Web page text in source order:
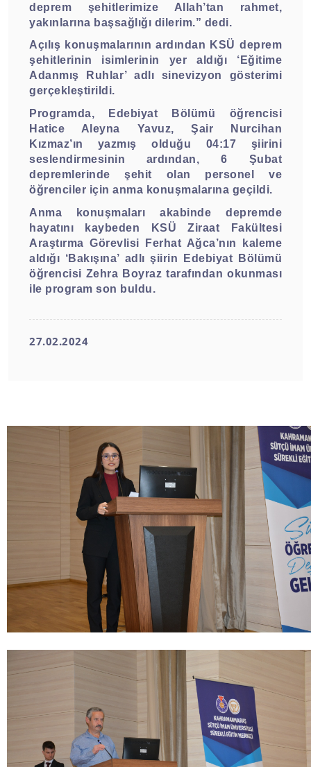
deprem şehitlerimize Allah’tan rahmet,
yakınlarına başsağlığı dilerim.” dedi.
Açılış konuşmalarının ardından KSÜ deprem
şehitlerinin isimlerinin yer aldığı ‘Eğitime
Adanmış Ruhlar’ adlı sinevizyon gösterimi
gerçekleştirildi.
Programda, Edebiyat Bölümü öğrencisi
Hatice Aleyna Yavuz, Şair Nurcihan
Kızmaz’ın yazmış olduğu 04:17 şiirini
seslendirmesinin ardından, 6 Şubat
depremlerinde şehit olan personel ve
öğrenciler için anma konuşmalarına geçildi.
Anma konuşmaları akabinde depremde
hayatını kaybeden KSÜ Ziraat Fakültesi
Araştırma Görevlisi Ferhat Ağca’nın kaleme
aldığı ‘Bakışına’ adlı şiirin Edebiyat Bölümü
öğrencisi Zehra Boyraz tarafından okunması
ile program son buldu.
27.02.2024